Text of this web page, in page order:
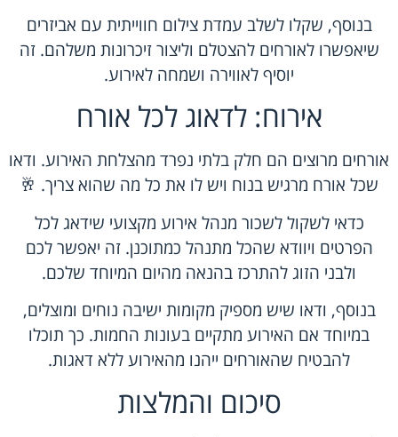
בנוסף, שקלו לשלב עמדת צילום חווייתית עם אביזרים
שיאפשרו לאורחים להצטלם וליצור זיכרונות משלהם. זה
יוסיף לאווירה ושמחה לאירוע.
אירוח: לדאוג לכל אורח
אורחים מרוצים הם חלק בלתי נפרד מהצלחת האירוע. ודאו
שכל אורח מרגיש בנוח ויש לו את כל מה שהוא צריך. 🥂
כדאי לשקול לשכור מנהל אירוע מקצועי שידאג לכל
הפרטים ויוודא שהכל מתנהל כמתוכנן. זה יאפשר לכם
ולבני הזוג להתרכז בהנאה מהיום המיוחד שלכם.
בנוסף, ודאו שיש מספיק מקומות ישיבה נוחים ומוצלים,
במיוחד אם האירוע מתקיים בעונות החמות. כך תוכלו
להבטיח שהאורחים ייהנו מהאירוע ללא דאגות.
סיכום והמלצות